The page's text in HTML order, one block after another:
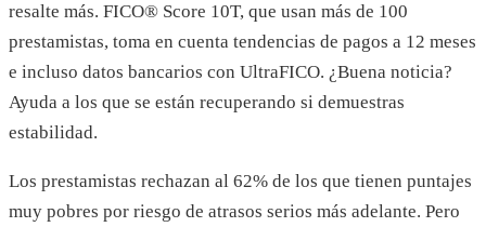
resalte más. FICO® Score 10T, que usan más de 100
prestamistas, toma en cuenta tendencias de pagos a 12 meses
e incluso datos bancarios con UltraFICO. ¿Buena noticia?
Ayuda a los que se están recuperando si demuestras
estabilidad.
Los prestamistas rechazan al 62% de los que tienen puntajes
muy pobres por riesgo de atrasos serios más adelante. Pero